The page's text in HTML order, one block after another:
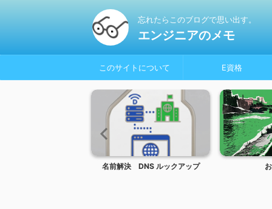
忘れたらこのブログで思い出す。
エンジニアのメモ
このサイトについて E資格
名前解決 DNS ルックアップ